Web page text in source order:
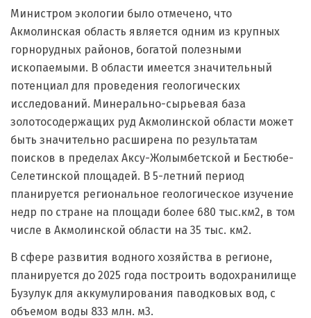
Министром экологии было отмечено, что
Акмолинская область является одним из крупных
горнорудных районов, богатой полезными
ископаемыми. В области имеется значительный
потенциал для проведения геологических
исследований. Минерально-сырьевая база
золотосодержащих руд Акмолинской области может
быть значительно расширена по результатам
поисков в пределах Аксу-Жолымбетской и Бестюбе-
Селетинской площадей. В 5-летний период
планируется региональное геологическое изучение
недр по стране на площади более 680 тыс.км2, в том
числе в Акмолинской области на 35 тыс. км2.
В сфере развития водного хозяйства в регионе,
планируется до 2025 года построить водохранилище
Бузулук для аккумулирования паводковых вод, с
объемом воды 833 млн. м3.